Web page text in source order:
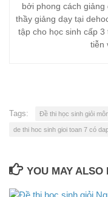
bởi phong cách
thầy giảng dạy tại
tập cho học sinh cấp
tiễn
Tags: Đề thi học sinh giỏi
de thi hoc sinh gioi toan 7 có
YOU MAY ALSO